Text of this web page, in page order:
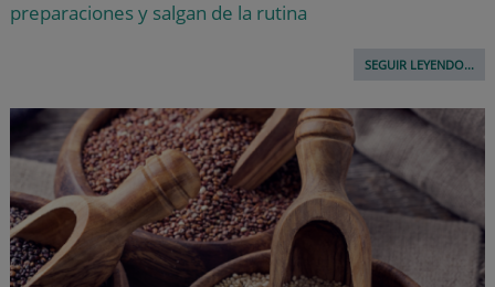
preparaciones y salgan de la rutina
SEGUIR LEYENDO...